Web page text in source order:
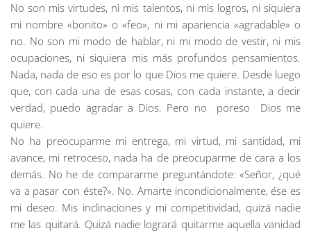
No son mis virtudes, ni mis talentos, ni mis logros, ni siquiera
mi nombre «bonito» o «feo», ni mi apariencia «agradable» o
no. No son mi modo de hablar, ni mi modo de vestir, ni mis
ocupaciones, ni siquiera mis más profundos pensamientos.
Nada, nada de eso es por lo que Dios me quiere. Desde luego
que, con cada una de esas cosas, con cada instante, a decir
verdad, puedo agradar a Dios. Pero no poreso Dios me
quiere.
No ha preocuparme mi entrega, mi virtud, mi santidad, mi
avance, mi retroceso, nada ha de preocuparme de cara a los
demás. No he de compararme preguntándote: «Señor, ¿qué
va a pasar con éste?». No. Amarte incondicionalmente, ése es
mi deseo. Mis inclinaciones y mi competitividad, quizá nadie
me las quitará. Quizá nadie logrará quitarme aquella vanidad